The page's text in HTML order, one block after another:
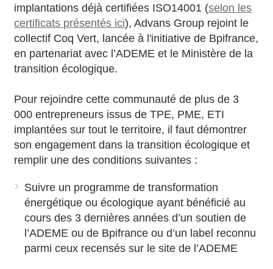
implantations déjà certifiées ISO14001 (selon les
certificats présentés ici), Advans Group rejoint le
collectif Coq Vert, lancée à l'initiative de Bpifrance,
en partenariat avec l’ADEME et le Ministère de la
transition écologique.
Pour rejoindre cette communauté de plus de 3
000 entrepreneurs issus de TPE, PME, ETI
implantées sur tout le territoire, il faut démontrer
son engagement dans la transition écologique et
remplir une des conditions suivantes :
Suivre un programme de transformation
énergétique ou écologique ayant bénéficié au
cours des 3 dernières années d’un soutien de
l’ADEME ou de Bpifrance ou d’un label reconnu
parmi ceux recensés sur le site de l’ADEME